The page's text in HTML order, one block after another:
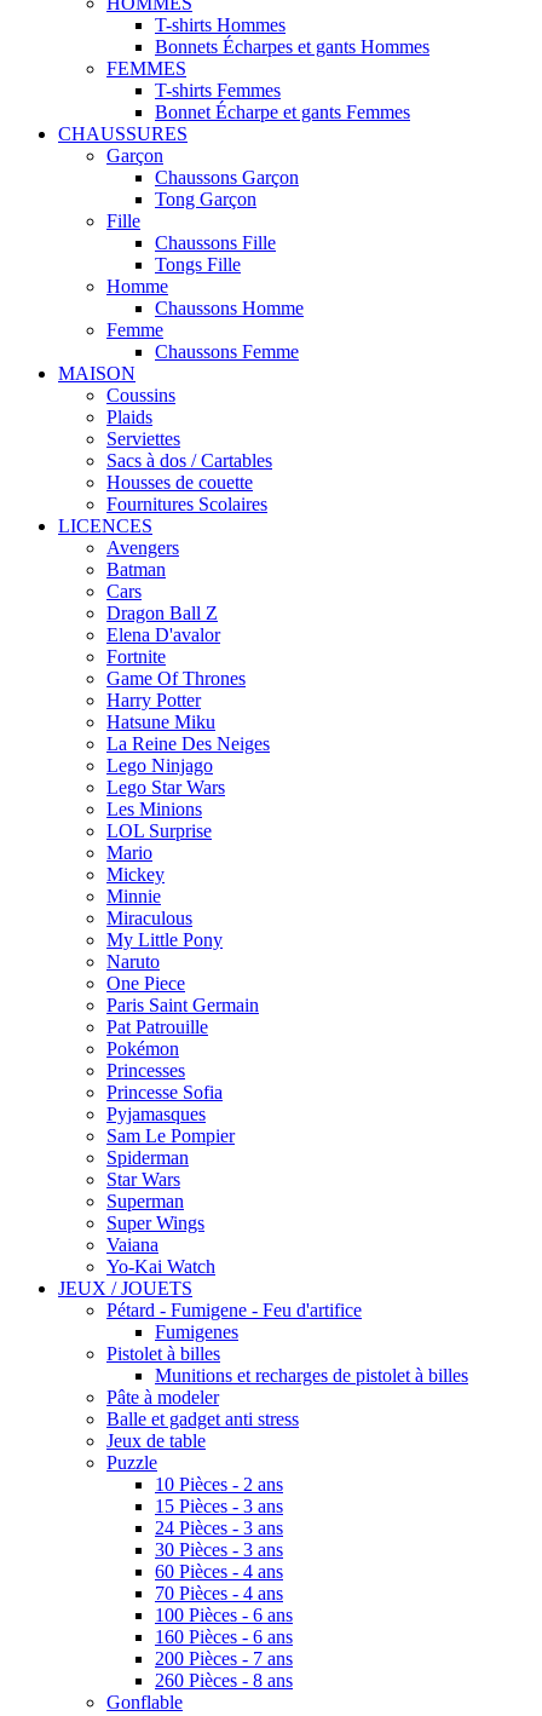
T-shirts Hommes
Bonnets Écharpes et gants Hommes
FEMMES
T-shirts Femmes
Bonnet Écharpe et gants Femmes
CHAUSSURES
Garçon
Chaussons Garçon
Tong Garçon
Fille
Chaussons Fille
Tongs Fille
Homme
Chaussons Homme
Femme
Chaussons Femme
MAISON
Coussins
Plaids
Serviettes
Sacs à dos / Cartables
Housses de couette
Fournitures Scolaires
LICENCES
Avengers
Batman
Cars
Dragon Ball Z
Elena D'avalor
Fortnite
Game Of Thrones
Harry Potter
Hatsune Miku
La Reine Des Neiges
Lego Ninjago
Lego Star Wars
Les Minions
LOL Surprise
Mario
Mickey
Minnie
Miraculous
My Little Pony
Naruto
One Piece
Paris Saint Germain
Pat Patrouille
Pokémon
Princesses
Princesse Sofia
Pyjamasques
Sam Le Pompier
Spiderman
Star Wars
Superman
Super Wings
Vaiana
Yo-Kai Watch
JEUX / JOUETS
Pétard - Fumigene - Feu d'artifice
Fumigenes
Pistolet à billes
Munitions et recharges de pistolet à billes
Pâte à modeler
Balle et gadget anti stress
Jeux de table
Puzzle
10 Pièces - 2 ans
15 Pièces - 3 ans
24 Pièces - 3 ans
30 Pièces - 3 ans
60 Pièces - 4 ans
70 Pièces - 4 ans
100 Pièces - 6 ans
160 Pièces - 6 ans
200 Pièces - 7 ans
260 Pièces - 8 ans
Gonflable